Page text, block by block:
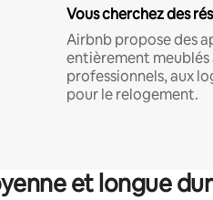
Vous cherchez des
Airbnb propose des
entièrement meublés
professionnels, aux
pour le relogement.
et longue